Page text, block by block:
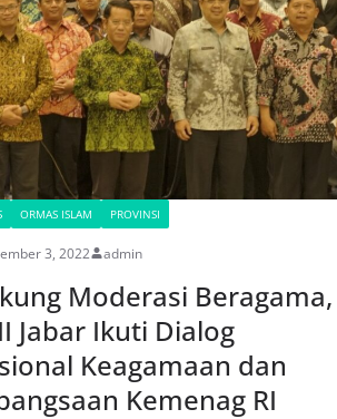
ORMAS ISLAM PROVINSI
3, 2022 admin
Moderasi Beragama,
Jabar Ikuti Dialog
Keagamaan dan
Kemenag RI